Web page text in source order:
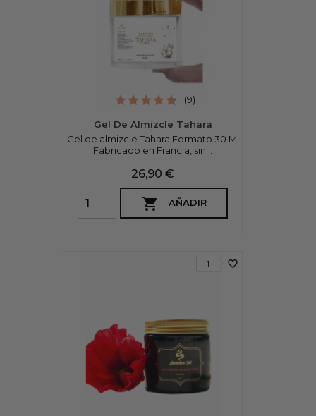
Gel De Almizcle Tahara
Gel de almizcle Tahara Formato 30 Ml
Fabricado en Francia, sin...
Precio
26,90 €
 AÑADIR
(9)
favorite_border
1